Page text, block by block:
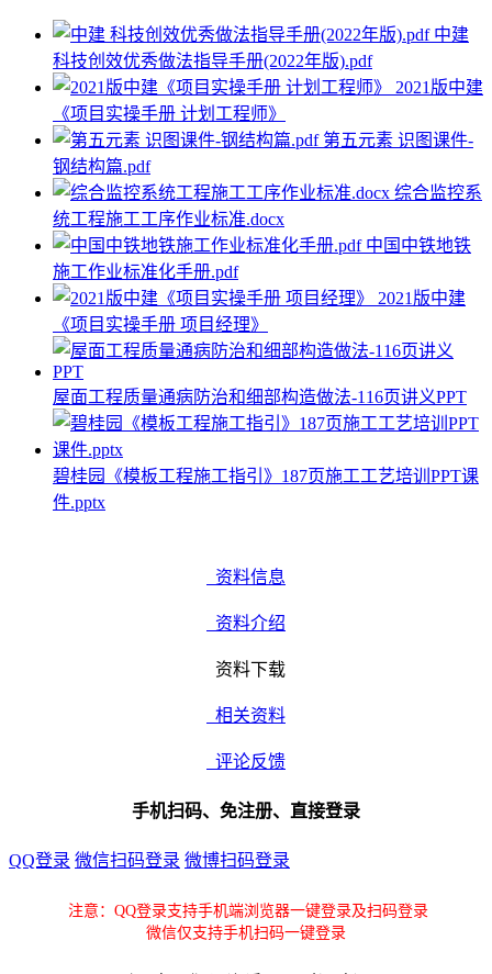
中建
科技创效优秀做法指导手册(2022年版).pdf
2021版中建
《项目实操手册 计划工程师》
第五元素 识图课件-
钢结构篇.pdf
综合监控系
统工程施工工序作业标准.docx
中国中铁地铁
施工作业标准化手册.pdf
2021版中建
《项目实操手册 项目经理》
屋面工程质量通病防治和细部构造做法-116页讲义PPT
碧桂园《模板工程施工指引》187页施工工艺培训PPT课
件.pptx
资料信息
资料介绍
资料下载
相关资料
评论反馈
手机扫码、免注册、直接登录
QQ登录 微信扫码登录 微博扫码登录
注意：QQ登录支持手机端浏览器一键登录及扫码登录
微信仅支持手机扫码一键登录